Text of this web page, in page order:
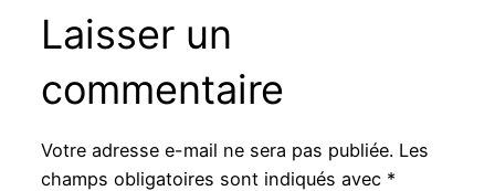
Laisser un
commentaire
Votre adresse e-mail ne sera pas publiée. Les
champs obligatoires sont indiqués avec *